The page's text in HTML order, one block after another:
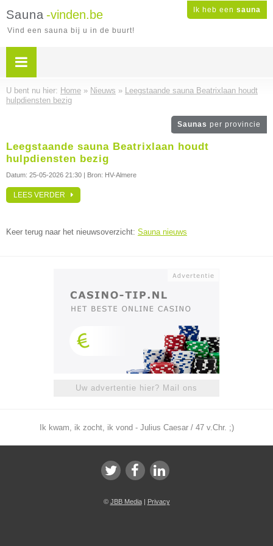
Ik heb een sauna
Sauna -vinden.be
Vind een sauna bij u in de buurt!
U bent nu hier: Home » Nieuws » Leegstaande sauna Beatrixlaan houdt
hulpdiensten bezig
Saunas per provincie
Leegstaande sauna Beatrixlaan houdt
hulpdiensten bezig
Datum: 25-05-2026 21:30 | Bron: HV-Almere
LEES VERDER
Keer terug naar het nieuwsoverzicht: Sauna nieuws
Uw advertentie hier? Mail ons
Ik kwam, ik zocht, ik vond - Julius Caesar / 47 v.Chr. ;)
© JBB Media| Privacy